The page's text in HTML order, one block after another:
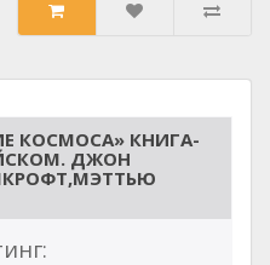
КОСМОСА» КНИГА-
ДЖОН